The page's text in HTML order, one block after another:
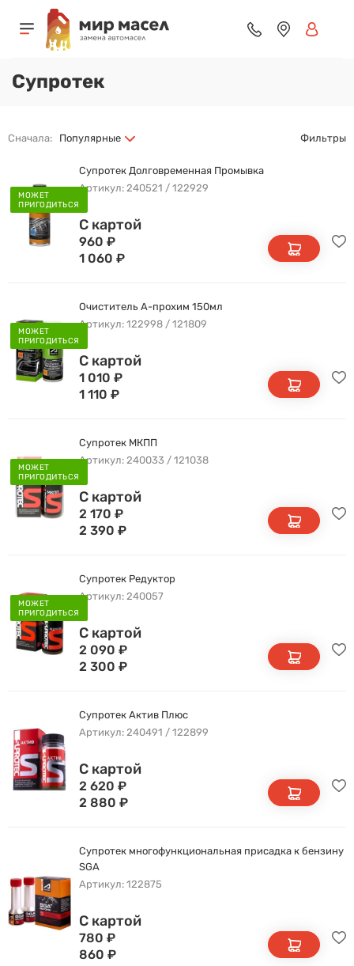
Супротек
Сначала: Популярные Фильтры
МОЖЕТ
ПРИГОДИТЬСЯ
Супротек Долговременная Промывка
Артикул: 240521 / 122929
С картой
960 ₽
1 060 ₽
МОЖЕТ
ПРИГОДИТЬСЯ
Очиститель А-прохим 150мл
Артикул: 122998 / 121809
С картой
1 010 ₽
1 110 ₽
МОЖЕТ
ПРИГОДИТЬСЯ
Супротек МКПП
Артикул: 240033 / 121038
С картой
2 170 ₽
2 390 ₽
МОЖЕТ
ПРИГОДИТЬСЯ
Супротек Редуктор
Артикул: 240057
С картой
2 090 ₽
2 300 ₽
Супротек Актив Плюс
Артикул: 240491 / 122899
С картой
2 620 ₽
2 880 ₽
Супротек многофункциональная присадка к бензину
SGA
Артикул: 122875
С картой
780 ₽
860 ₽